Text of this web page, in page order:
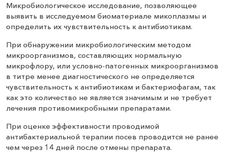
Микробиологическое исследование, позволяющее
выявить в исследуемом биоматериале микоплазмы и
определить их чувствительность к антибиотикам.
При обнаружении микробиологическим методом
микроорганизмов, составляющих нормальную
микрофлору, или условно-патогенных микроорганизмов
в титре менее диагностического не определяется
чувствительность к антибиотикам и бактериофагам, так
как это количество не является значимым и не требует
лечения противомикробными препаратами.
При оценке эффективности проводимой
антибактериальной терапии посев проводится не ранее
чем через 14 дней после отмены препарата.